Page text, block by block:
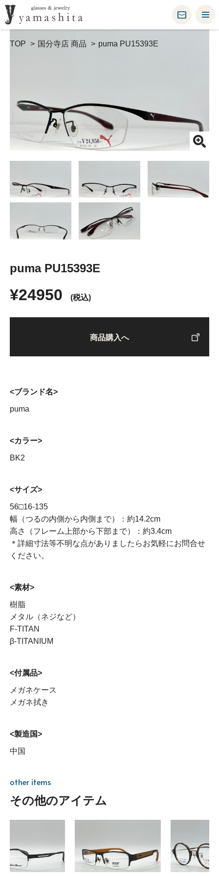
TOP 国分寺店 商品 puma PU15393E
puma PU15393E
¥24950 (税込)
商品購入へ
<ブランド名>
puma
<カラー>
BK2
<サイズ>
56□16-135
幅（つるの内側から内側まで）：約14.2cm
高さ（フレーム上部から下部まで）：約3.4cm
＊詳細寸法等不明な点がありましたらお気軽にお問合せ
ください。
<素材>
樹脂
メタル（ネジなど）
F-TITAN
β-TITANIUM
<付属品>
メガネケース
メガネ拭き
<製造国>
中国
other items
その他のアイテム